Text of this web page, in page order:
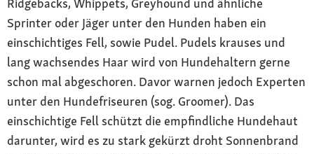
Sprinter oder Jäger unter den Hunden haben ein
einschichtiges Fell, sowie Pudel. Pudels krauses und
lang wachsendes Haar wird von Hundehaltern gerne
schon mal abgeschoren. Davor warnen jedoch Experten
unter den Hundefriseuren (sog. Groomer). Das
einschichtige Fell schützt die empfindliche Hundehaut
darunter, wird es zu stark gekürzt droht Sonnenbrand